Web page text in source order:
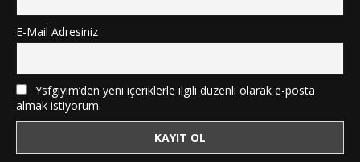
E-Mail Adresiniz
Ysfgiyim’den yeni içeriklerle ilgili düzenli olarak e-posta
almak istiyorum.